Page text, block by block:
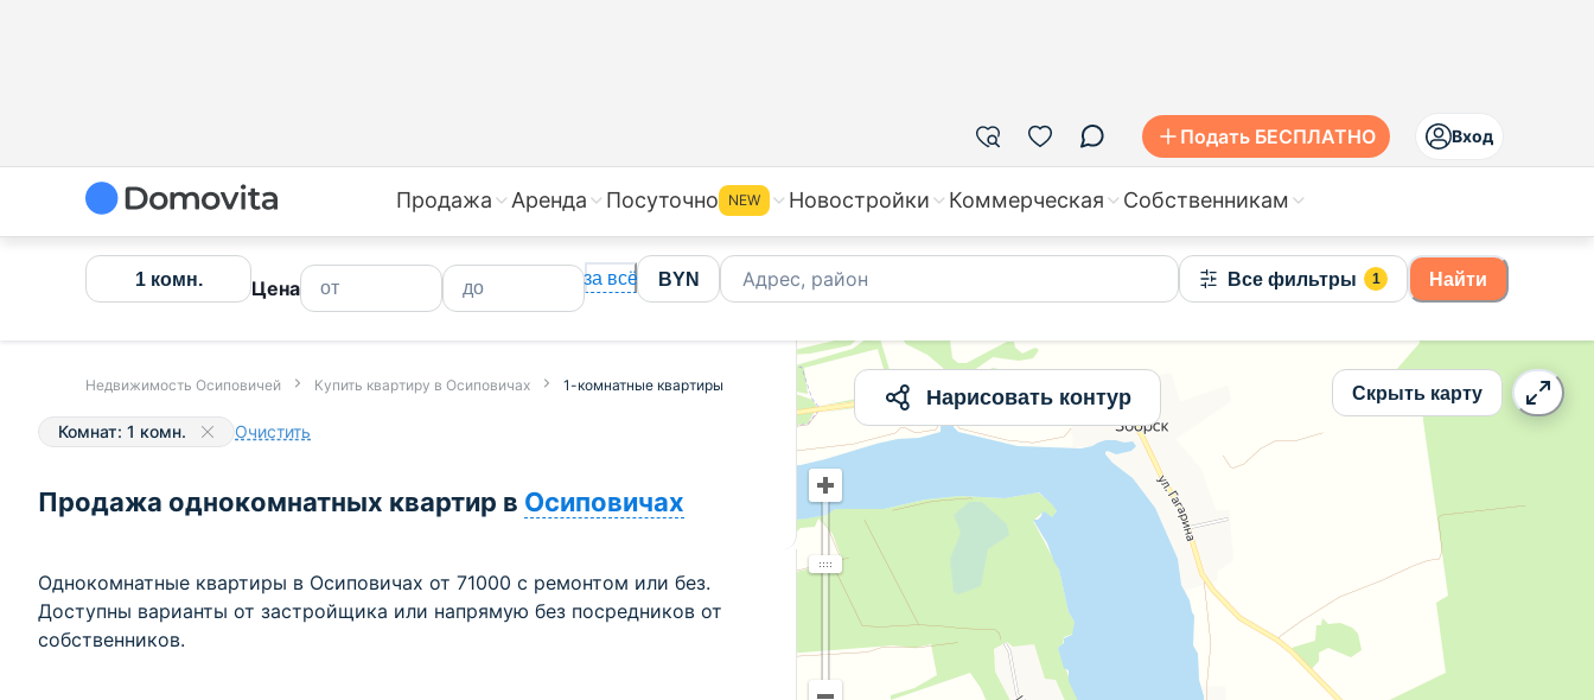
Подать БЕСПЛАТНО Вход
Продажа Аренда Посуточно NEW Новостройки Коммерческая Собственникам
1 комн. Цена за всё BYN Адрес, район Все фильтры 1 Найти
Недвижимость Осиповичей Купить квартиру в Осиповичах 1-комнатные квартиры
Комнат: 1 комн. Очистить
Продажа однокомнатных квартир в Осиповичах
Однокомнатные квартиры в Осиповичах от 71000 с ремонтом или без.
Доступны варианты от застройщика или напрямую без посредников от
собственников.
Нарисовать контур Скрыть карту